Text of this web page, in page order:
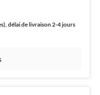
délai de livraison 2-4 jours